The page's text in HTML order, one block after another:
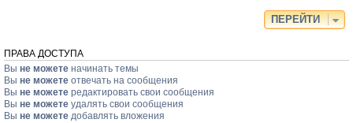
ПЕРЕЙТИ
ПРАВА ДОСТУПА
Вы не можете начинать темы
Вы не можете отвечать на сообщения
Вы не можете редактировать свои сообщения
Вы не можете удалять свои сообщения
Вы не можете добавлять вложения